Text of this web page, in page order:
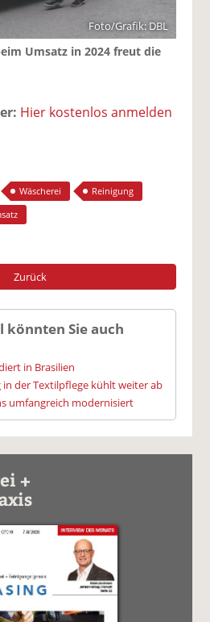
Foto/Grafik: DBL
Umsatz in 2024 freut die
Hier kostenlos anmelden
Wäscherei
Reinigung
Zurück
könnten Sie auch
in Brasilien
der Textilpflege kühlt weiter ab
umfangreich modernisiert
+